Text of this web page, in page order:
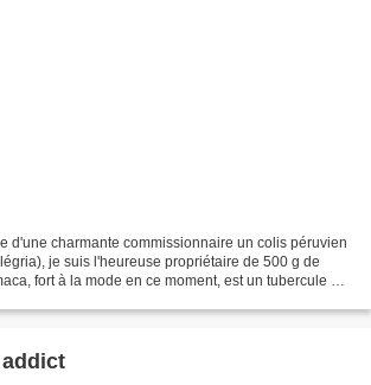
d'une charmante commissionnaire un colis péruvien
je suis l'heureuse propriétaire de 500 g de
fort à la mode en ce moment, est un tubercule qui